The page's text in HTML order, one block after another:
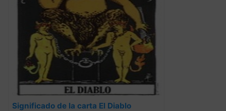
Significado de la carta El Diablo